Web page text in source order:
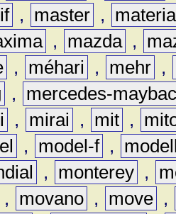
, master ,
materia
, mazda ,
, méhari , mehr ,
,
mercedes-
, mirai , mit ,
, model-f ,
, monterey ,
, movano , move ,